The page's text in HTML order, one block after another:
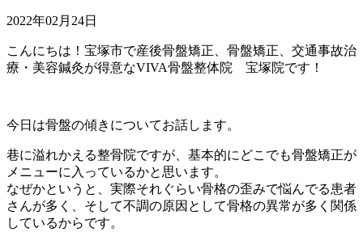
2022年02月24日
こんにちは！宝塚市で産後骨盤矯正、骨盤矯正、交通事故治
療・美容鍼灸が得意なVIVA骨盤整体院 宝塚院です！
今日は骨盤の傾きについてお話します。
巷に溢れかえる整骨院ですが、基本的にどこでも骨盤矯正が
メニューに入っているかと思います。
なぜかというと、実際それぐらい骨格の歪みで悩んでる患者
さんが多く、そして不調の原因として骨格の異常が多く関係
しているからです。